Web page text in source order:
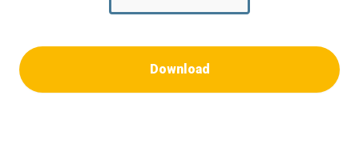
Download